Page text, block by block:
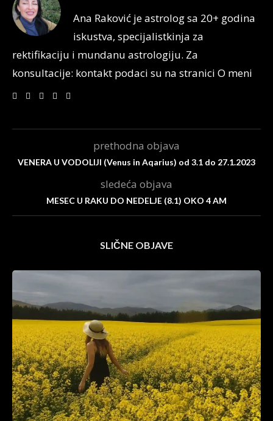
Ana Raković je astrolog sa 20+ godina
iskustva, specijalistkinja za
rektifikaciju i mundanu astrologiju. Za
konsultacije: kontakt podaci su na stranici O meni
prethodna objava
VENERA U VODOLIJI (Venus in Aqarius) od 3.1 do 27.1.2023
sledeća objava
MESEC U RAKU DO NEDELJE (8.1) OKO 4 AM
SLIČNE OBJAVE